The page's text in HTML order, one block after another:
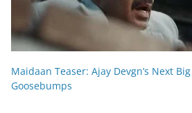
Maidaan Teaser: Ajay Devgn’s Next
Goosebumps